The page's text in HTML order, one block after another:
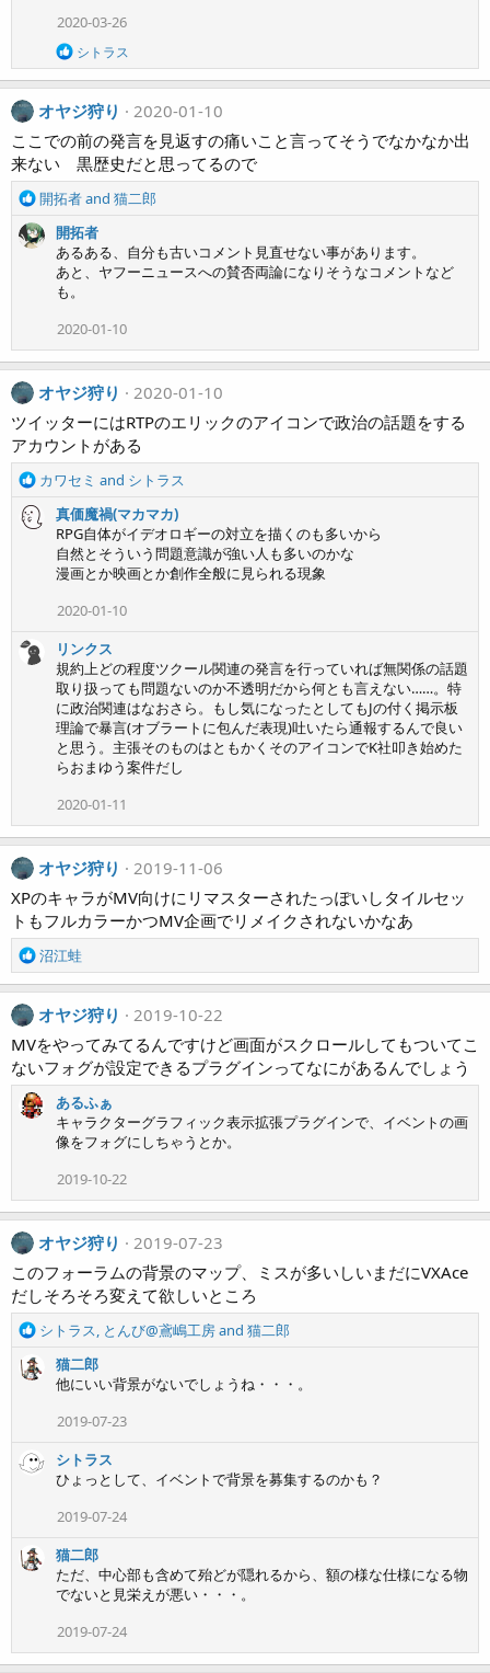
o
n
s
:
2020-03-26
R
e
a
c
t
i
o
n
s
:
シトラス
オヤジ狩り
2020-01-10
ここでの前の発言を見返すの痛いこと言ってそうでなかなか出
来ない 黒歴史だと思ってるので
R
a
s
:
開拓者and 猫二郎
開拓者
あるある、自分も古いコメント見直せない事があります。
あと、ヤフーニュースへの賛否両論になりそうなコメントなど
も。
2020-01-10
オヤジ狩り
2020-01-10
ツイッターにはRTPのエリックのアイコンで政治の話題をする
アカウントがある
R
a
s
:
カワセミ and シトラス
真価魔禍(マカマカ)
RPG自体がイデオロギーの対立を描くのも多いから
自然とそういう問題意識が強い人も多いのかな
漫画とか映画とか創作全般に見られる現象
2020-01-10
リンクス
規約上どの程度ツクール関連の発言を行っていれば無関係の話題
取り扱っても問題ないのか不透明だから何とも言えない……。特
に政治関連はなおさら。もし気になったとしてもJの付く掲示板
理論で暴言(オブラートに包んだ表現)吐いたら通報するんで良い
と思う。主張そのものはともかくそのアイコンでK社叩き始めた
らおまゆう案件だし
2020-01-11
オヤジ狩り
2019-11-06
XPのキャラがMV向けにリマスターされたっぽいしタイルセッ
トもフルカラーかつMV企画でリメイクされないかなあ
R
e
a
c
i
o
n
s
沼江蛙
オヤジ狩り
2019-10-22
MVをやってみてるんですけど画面がスクロールしてもついてこ
ないフォグが設定できるプラグインってなにがあるんでしょう
あるふぁ
キャラクターグラフィック表示拡張プラグインで、イベントの画
像をフォグにしちゃうとか。
2019-10-22
オヤジ狩り
2019-07-23
このフォーラムの背景のマップ、ミスが多いしいまだにVXAce
だしそろそろ変えて欲しいところ
R
a
o
n
シトラス, とんび@鳶嶋工房and 猫二郎
猫二郎
他にいい背景がないでしょうね・・・。
2019-07-23
シトラス
ひょっとして、イベントで背景を募集するのかも？
2019-07-24
猫二郎
ただ、中心部も含めて殆どが隠れるから、額の様な仕様になる物
でないと見栄えが悪い・・・。
2019-07-24